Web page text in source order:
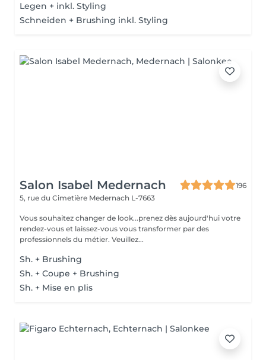
Legen + inkl. Styling
Schneiden + Brushing inkl. Styling
Salon Isabel Medernach
196
5, rue du Cimetière Medernach L-7663
Vous souhaitez changer de look...prenez dès aujourd'hui votre
rendez-vous et laissez-vous vous transformer par des
professionnels du métier. Veuillez...
Sh. + Brushing
Sh. + Coupe + Brushing
Sh. + Mise en plis